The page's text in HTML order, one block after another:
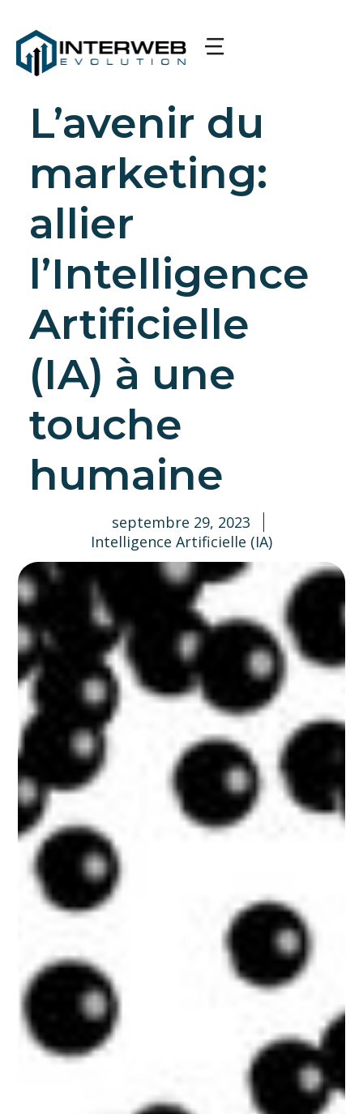
L’avenir du
marketing:
allier
l’Intelligence
Artificielle
(IA) à une
touche
humaine
septembre 29, 2023
Intelligence Artificielle (IA)